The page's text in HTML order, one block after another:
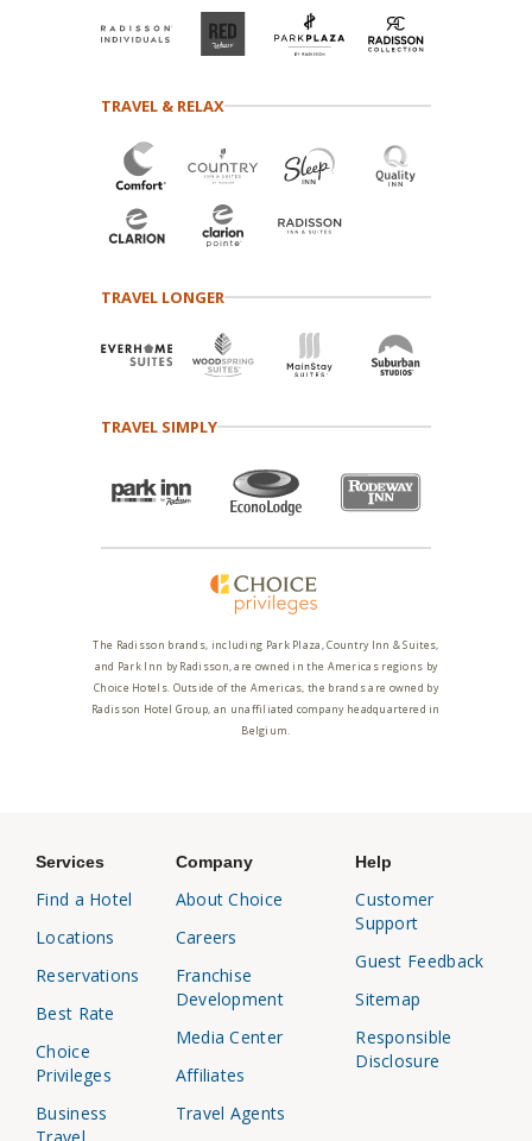
TRAVEL & RELAX
TRAVEL LONGER
TRAVEL SIMPLY
The Radisson brands, including Park Plaza, Country Inn & Suites,
and Park Inn by Radisson, are owned in the Americas regions by
Choice Hotels. Outside of the Americas, the brands are owned by
Radisson Hotel Group, an unaffiliated company headquartered in
Belgium.
Services
Find a Hotel
Locations
Reservations
Best Rate
Choice
Privileges
Business
Company
About Choice
Careers
Franchise
Development
Media Center
Affiliates
Travel Agents
Help
Customer
Support
Guest Feedback
Sitemap
Responsible
Disclosure